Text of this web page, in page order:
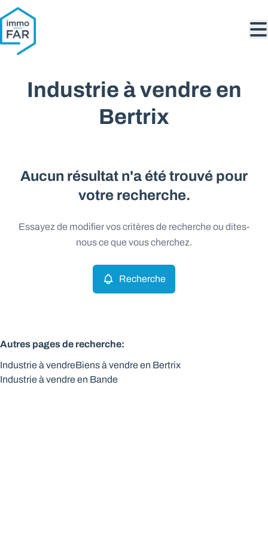
Aller au contenu principal
Industrie à vendre en
Bertrix
Aucun résultat n'a été trouvé pour
votre recherche.
Essayez de modifier vos critères de recherche ou dites-
nous ce que vous cherchez.
Recherche
Autres pages de recherche:
Industrie à vendreBiens à vendre en Bertrix
Industrie à vendre en Bande